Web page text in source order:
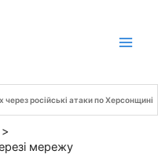
російські атаки по Херсонщині
мережу